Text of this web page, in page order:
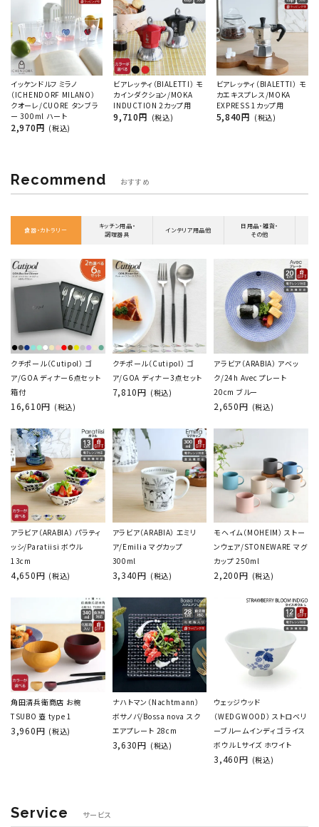
イッケンドルフ ミラノ
（ICHENDORF MILANO）
クオーレ/CUORE タンブラ
ー 300ml ハート
2,970円 (税込)
ビアレッティ（BIALETTI） モ
カインダクション/MOKA
INDUCTION 2カップ用
9,710円 (税込)
ビアレッティ（BIALETTI） モ
カエキスプレス/MOKA
EXPRESS 1カップ用
5,840円 (税込)
Recommend おすすめ
食器・カトラリー
キッチン用品・
調理器具
インテリア用品他
日用品・雑貨・
その他
クチポール（Cutipol） ゴ
ア/GOA ディナー6点セット
箱付
16,610円 (税込)
クチポール（Cutipol） ゴ
ア/GOA ディナー3点セット
7,810円 (税込)
アラビア（ARABIA） アベッ
ク/24h Avec プレート
20cm ブルー
2,650円 (税込)
アラビア（ARABIA） パラティ
ッシ/Paratiisi ボウル
13cm
4,650円 (税込)
アラビア（ARABIA） エミリ
ア/Emilia マグカップ
300ml
3,340円 (税込)
モヘイム（MOHEIM） ストー
ンウェア/STONEWARE マグ
カップ 250ml
2,200円 (税込)
角田清兵衛商店 お椀
TSUBO 壺 type 1
3,960円 (税込)
ナハトマン（Nachtmann）
ボサノバ/Bossa nova スク
エアプレート 28cm
3,630円 (税込)
ウェッジウッド
（WEDGWOOD） ストロベリ
ーブルームインディゴ ライス
ボウル Lサイズ ホワイト
3,460円 (税込)
Service サービス